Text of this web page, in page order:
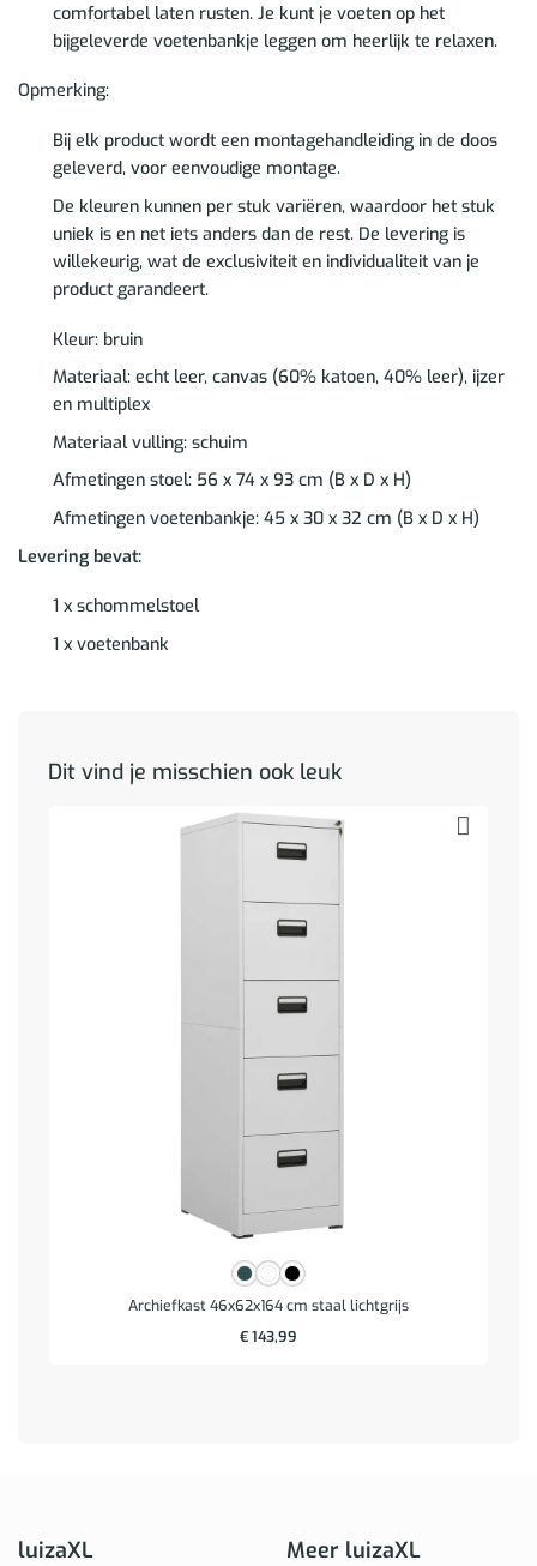
comfortabel laten rusten. Je kunt je voeten op het
bijgeleverde voetenbankje leggen om heerlijk te relaxen.
Opmerking:
Bij elk product wordt een montagehandleiding in de doos
geleverd, voor eenvoudige montage.
De kleuren kunnen per stuk variëren, waardoor het stuk
uniek is en net iets anders dan de rest. De levering is
willekeurig, wat de exclusiviteit en individualiteit van je
product garandeert.
Kleur: bruin
Materiaal: echt leer, canvas (60% katoen, 40% leer), ijzer
en multiplex
Materiaal vulling: schuim
Afmetingen stoel: 56 x 74 x 93 cm (B x D x H)
Afmetingen voetenbankje: 45 x 30 x 32 cm (B x D x H)
Levering bevat:
1 x schommelstoel
1 x voetenbank
Dit vind je misschien ook leuk
Archiefkast 46x62x164 cm staal lichtgrijs
€143,99
luizaXL Meer luizaXL